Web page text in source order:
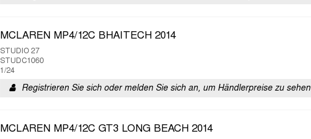
MCLAREN MP4/12C BHAITECH 2014
STUDIO 27
STUDC1060
1/24
Registrieren Sie sich oder melden Sie sich an, um Händlerpreise zu sehen
MCLAREN MP4/12C GT3 LONG BEACH 2014